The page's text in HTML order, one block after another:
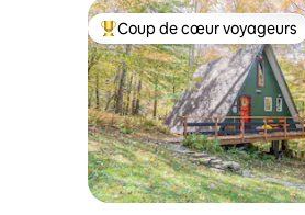
Coups de cœur voyageurs
Coup de cœur voyageurs